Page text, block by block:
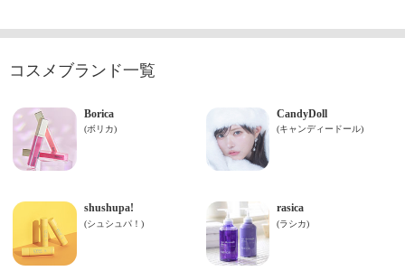
コスメブランド一覧